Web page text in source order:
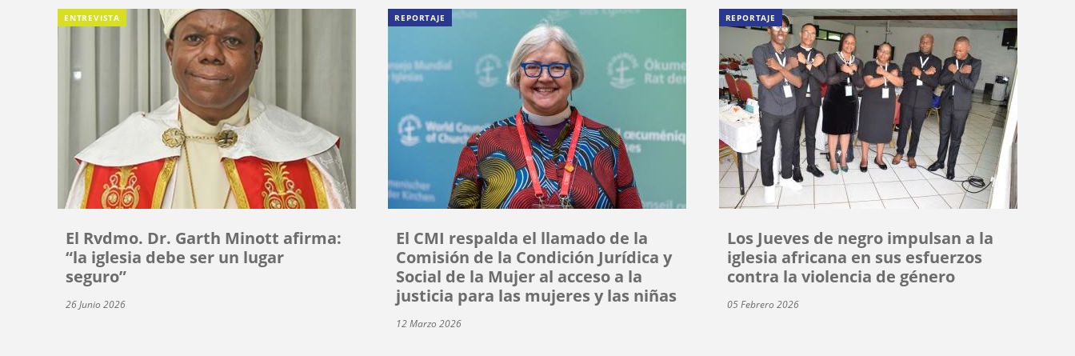
ENTREVISTA
El Rvdmo. Dr. Garth Minott afirma:
“la iglesia debe ser un lugar
seguro”
26 Junio 2026
REPORTAJE
El CMI respalda el llamado de la
Comisión de la Condición Jurídica y
Social de la Mujer al acceso a la
justicia para las mujeres y las niñas
12 Marzo 2026
REPORTAJE
Los Jueves de negro impulsan a la
iglesia africana en sus esfuerzos
contra la violencia de género
05 Febrero 2026